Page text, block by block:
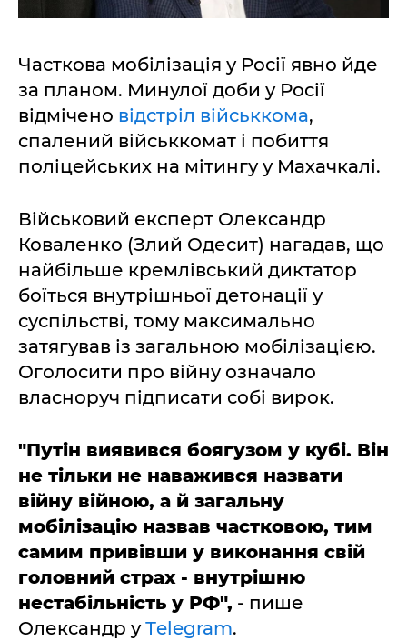
Часткова мобілізація у Росії явно йде
за планом. Минулої доби у Росії
відмічено відстріл військкома,
спалений військкомат і побиття
поліцейських на мітингу у Махачкалі.
Військовий експерт Олександр
Коваленко (Злий Одесит) нагадав, що
найбільше кремлівський диктатор
боїться внутрішньої детонації у
суспільстві, тому максимально
затягував із загальною мобілізацією.
Оголосити про війну означало
власноруч підписати собі вирок.
"Путін виявився боягузом у кубі. Він
не тільки не наважився назвати
війну війною, а й загальну
мобілізацію назвав частковою, тим
самим привівши у виконання свій
головний страх - внутрішню
нестабільність у РФ", - пише
Олександр уТelegram.